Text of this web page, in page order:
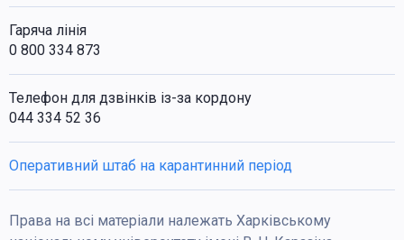
Гаряча лінія
0 800 334 873
Телефон для дзвінків із-за кордону
044 334 52 36
Оперативний штаб на карантинний період
Права на всі матеріали належать Харківському